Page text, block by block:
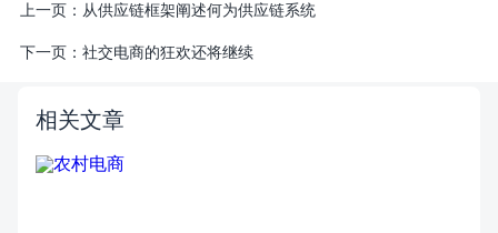
上一页： 从供应链框架阐述何为供应链系统
下一页： 社交电商的狂欢还将继续
相关文章